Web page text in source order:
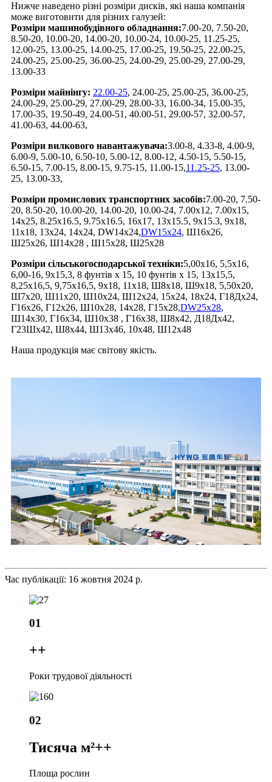
Нижче наведено різні розміри дисків, які наша компанія
може виготовити для різних галузей:
Розміри машинобудівного обладнання:7.00-20, 7.50-20,
8.50-20, 10.00-20, 14.00-20, 10.00-24, 10.00-25, 11.25-25,
12.00-25, 13.00-25, 14.00-25, 17.00-25, 19.50-25, 22.00-25,
24.00-25, 25.00-25, 36.00-25, 24.00-29, 25.00-29, 27.00-29,
13.00-33
Розміри майнінгу: 22.00-25, 24.00-25, 25.00-25, 36.00-25,
24.00-29, 25.00-29, 27.00-29, 28.00-33, 16.00-34, 15.00-35,
17.00-35, 19.50-49, 24.00-51, 40.00-51, 29.00-57, 32.00-57,
41.00-63, 44.00-63,
Розміри вилкового навантажувача:3.00-8, 4.33-8, 4.00-9,
6.00-9, 5.00-10, 6.50-10, 5.00-12, 8.00-12, 4.50-15, 5.50-15,
6.50-15, 7.00-15, 8.00-15, 9.75-15, 11.00-15,11.25-25, 13.00-
25, 13.00-33,
Розміри промислових транспортних засобів:7.00-20, 7.50-
20, 8.50-20, 10.00-20, 14.00-20, 10.00-24, 7.00x12, 7.00x15,
14x25, 8.25x16.5, 9.75x16.5, 16x17, 13x15.5, 9x15.3, 9x18,
11x18, 13x24, 14x24, DW14x24,DW15x24, Ш16x26,
Ш25x26, Ш14x28 , Ш15x28, Ш25x28
Розміри сільськогосподарської техніки:5,00x16, 5,5x16,
6,00-16, 9x15,3, 8 фунтів x 15, 10 фунтів x 15, 13x15,5,
8,25x16,5, 9,75x16,5, 9x18, 11x18, Ш8x18, Ш9x18, 5,50x20,
Ш7x20, Ш11x20, Ш10x24, Ш12x24, 15x24, 18x24, Г18Дx24,
Г16x26, Г12x26, Ш10x28, 14x28, Г15x28,DW25x28,
Ш14x30, Г16x34, Ш10x38 , Г16x38, Ш8x42, Д18Дx42,
Г23Шx42, Ш8x44, Ш13x46, 10x48, Ш12x48
Наша продукція має світову якість.
Час публікації: 16 жовтня 2024 р.
01
++
Роки трудової діяльності
02
Тисяча м²++
Площа рослин